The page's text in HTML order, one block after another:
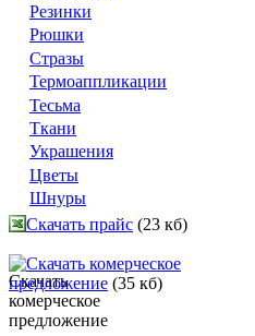
Резинки
Рюшки
Стразы
Термоаппликации
Тесьма
Ткани
Украшения
Цветы
Шнуры
Скачать прайс (23 кб)
Скачать комерческое
предложение (35 кб)